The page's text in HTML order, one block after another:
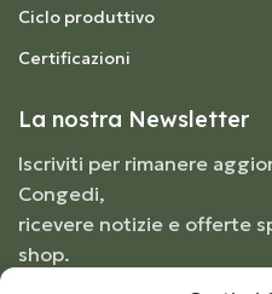
Ciclo produttivo
Certificazioni
La nostra Newsletter
Iscriviti per rimanere
Congedi,
ricevere notizie e offerte
shop.